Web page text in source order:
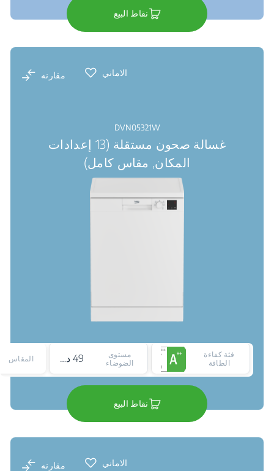
نقاط البيع
الاماني مقارنه
DVN05321W
غسالة صحون مستقلة (13 إعدادات
المكان, مقاس كامل)
فئة كفاءة
الطاقة
مستوى
الضوضاء
49 ديسيبل المقاس
نقاط البيع
الاماني مقارنه